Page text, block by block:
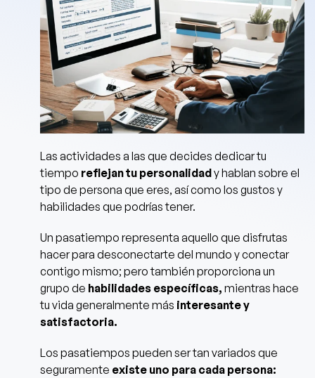
Las actividades a las que decides dedicar tu
tiempo reflejan tu personalidady hablan sobre el
tipo de persona que eres, así como los gustos y
habilidades que podrías tener.
Un pasatiempo representa aquello que disfrutas
hacer para desconectarte del mundo y conectar
contigo mismo; pero también proporciona un
grupo de habilidades específicas, mientras hace
tu vida generalmente más interesante y
satisfactoria.
Los pasatiempos pueden ser tan variados que
seguramente existe uno para cada persona: